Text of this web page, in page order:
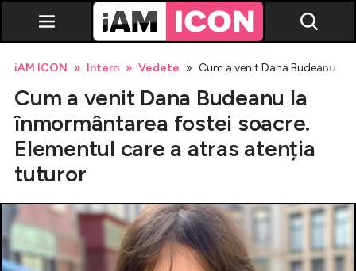
Evenimente
Emisiuni TV
iAM ICON Intern Vedete Cum a venit Dana Budeanu
Cum a venit Dana Budeanu la
înmormântarea fostei soacre.
Elementul care a atras atenția
tuturor